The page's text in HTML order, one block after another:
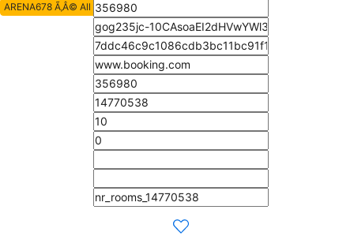
ARENA678 Ã‚Â© All Rights Reserved